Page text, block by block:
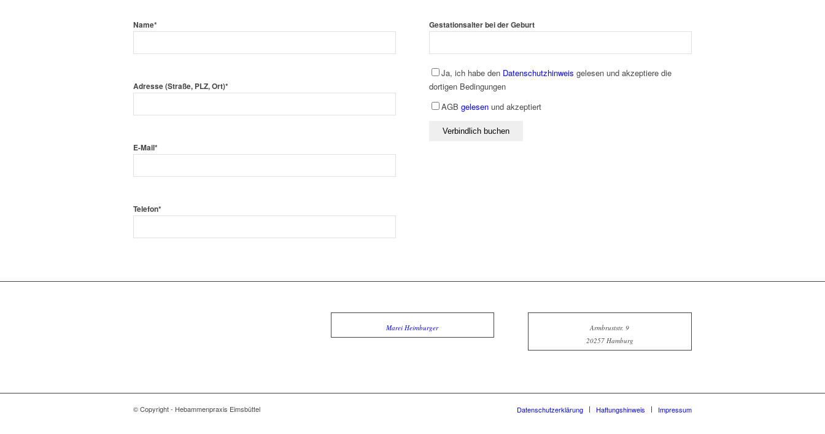
Name*
Adresse (Straße, PLZ, Ort)*
E-Mail*
Telefon*
Gestationsalter bei der Geburt
Ja, ich habe den Datenschutzhinweis gelesen und akzeptiere die
dortigen Bedingungen
AGBgelesen und akzeptiert
Marei Heimburger
Armbruststr. 9
20257 Hamburg
© Copyright - Hebammenpraxis Eimsbüttel Datenschutzerklärung Haftungshinweis Impressum